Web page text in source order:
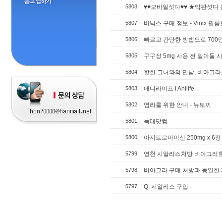
5808 ♥♥모바일섯다♥♥ ★막판섯다
5807 비닉스 구매 정보 - Vinix 필름
5806 빠르고 간단한 방법으로 700
5805 구구정 5mg 사용 전 알아둘
5804 핫한 그녀와의 만남, 비아그
5803 애니라이프 l Anilife
5802 염라를 위한 안내 - 뉴토끼
5801 늑대닷컴
5800 아지트로마이신 250mg x 6
5799 영천 시알리스처방 비아그라
5798 비아그라 구매 처방과 동일한
5797 Q. 시알리스 구입